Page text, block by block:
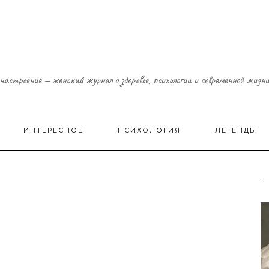
настроение — женский журнал о здоровье, психологии и современной жизни
ИНТЕРЕСНОЕ ПСИХОЛОГИЯ ЛЕГЕНДЫ